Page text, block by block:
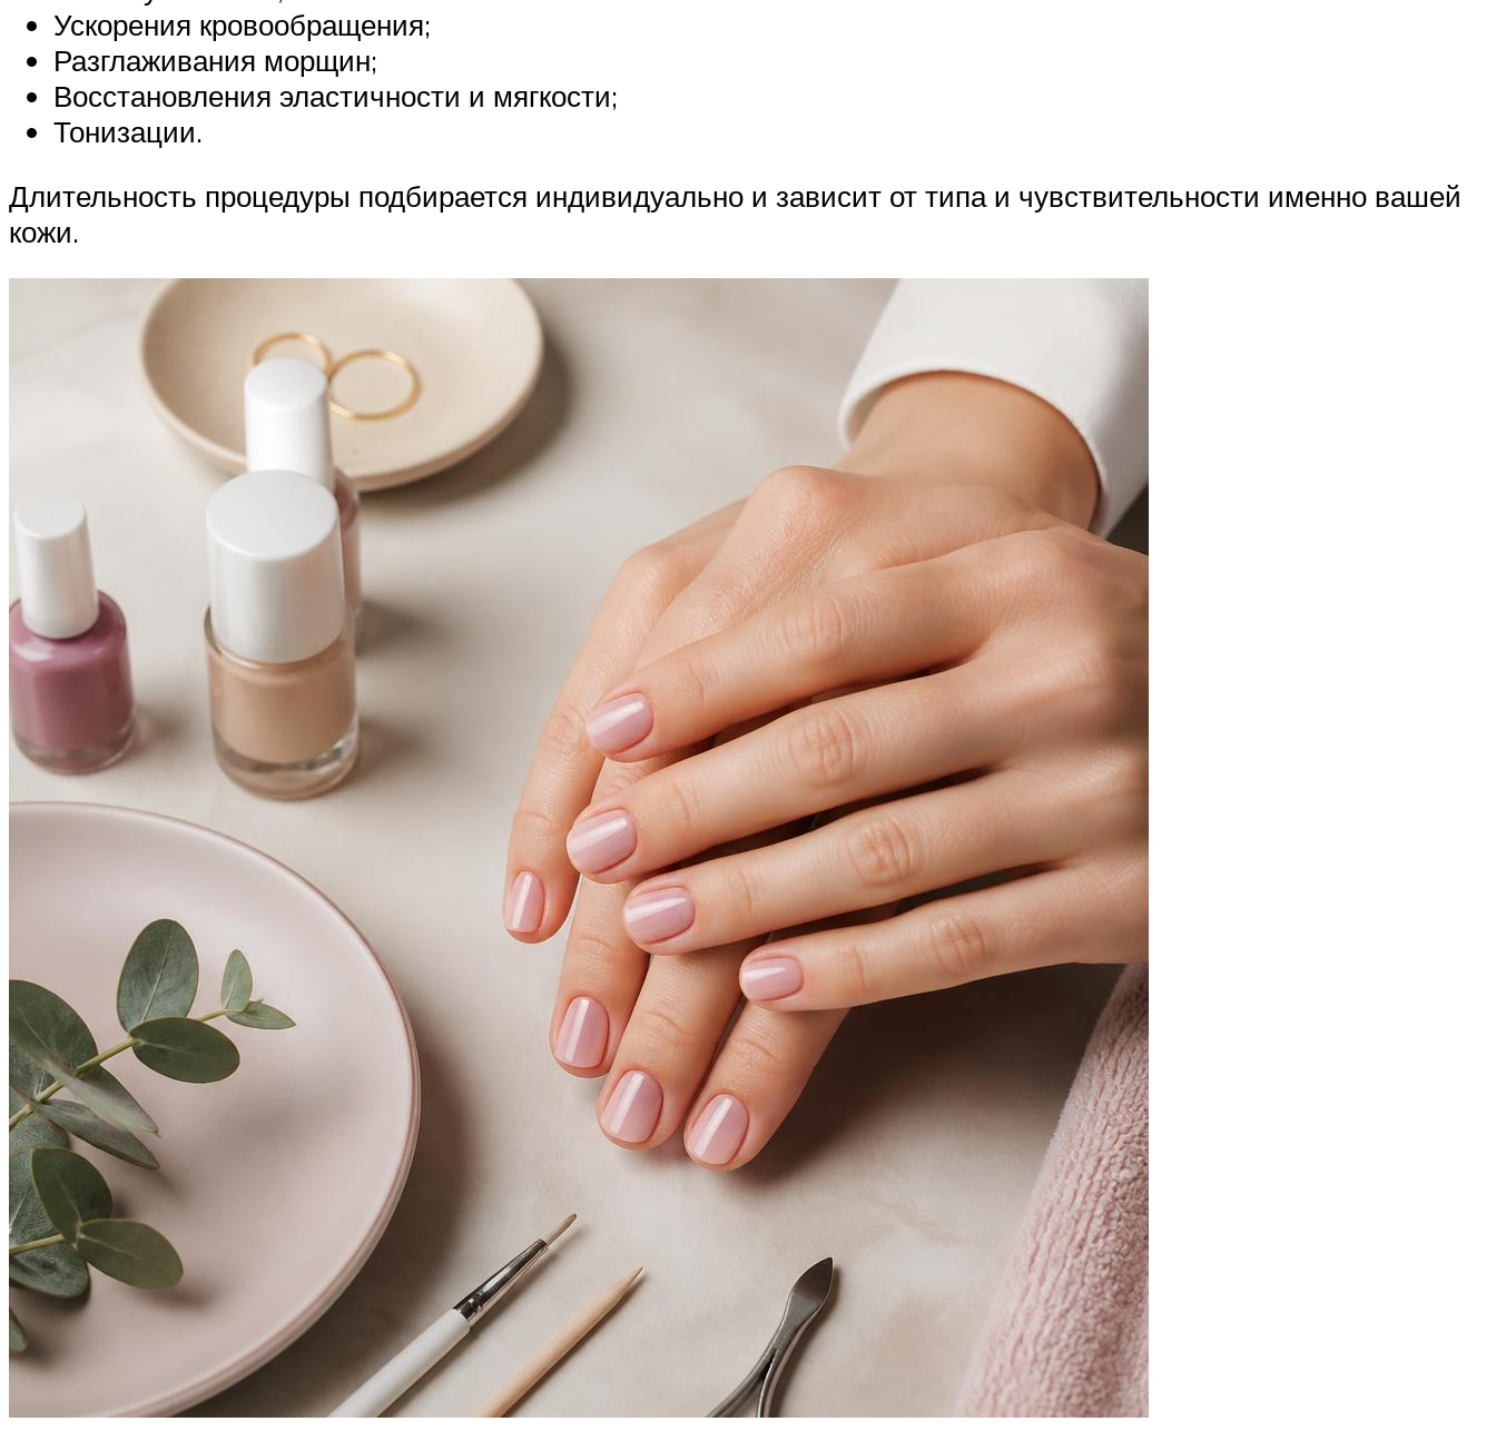
Ускорения кровообращения;
Разглаживания морщин;
Восстановления эластичности и мягкости;
Тонизации.
Длительность процедуры подбирается индивидуально и зависит от типа и чувствительности именно вашей
кожи.